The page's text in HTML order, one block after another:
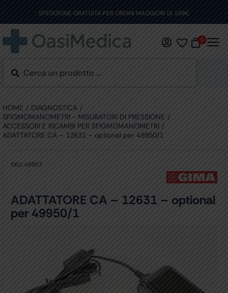
content
SPEDIZIONE GRATUITA PER ORDINI MAGGIORI DI 199€
0
HOME
DIAGNOSTICA
SFIGMOMANOMETRI - MISURATORI DI PRESSIONE
ACCESSORI E RICAMBI PER SFIGMOMANOMETRI
ADATTATORE CA – 12631 – optional per 49950/1
SKU:49957
ADATTATORE CA – 12631 – optional
per 49950/1